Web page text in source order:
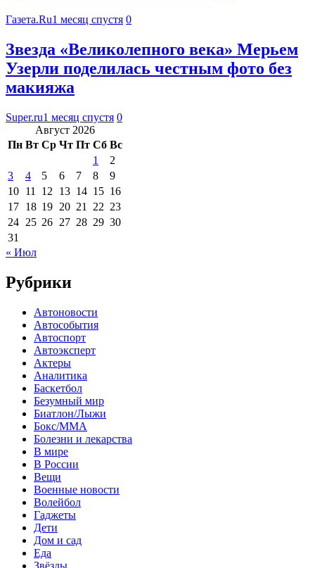
Газета.Ru1 месяц спустя 0
Звезда «Великолепного века» Мерьем
Узерли поделилась честным фото без
макияжа
Super.ru1 месяц спустя 0
Август 2026
Пн Вт Ср Чт Пт Сб Вс
1
2
3
4 5 6 7 8
9
10 11 12 13 14 15 16
17 18 19 20 21 22 23
24 25 26 27 28 29 30
31
« Июл
Рубрики
Автоновости
Автособытия
Автоспорт
Автоэксперт
Актеры
Аналитика
Баскетбол
Безумный мир
Биатлон/Лыжи
Бокс/MMA
Болезни и лекарства
В мире
В России
Вещи
Военные новости
Волейбол
Гаджеты
Дети
Дом и сад
Еда
Звёзды